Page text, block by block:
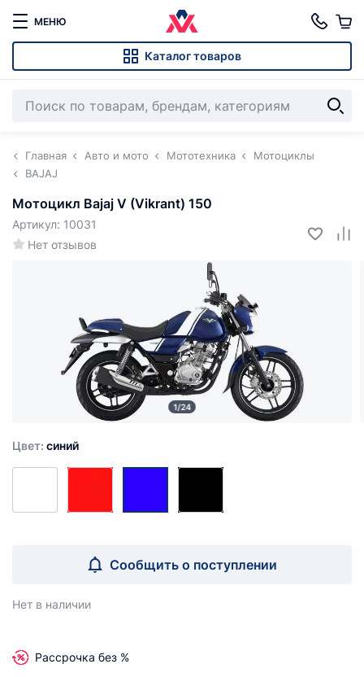
МЕНЮ
Каталог товаров
Главная Авто и мото Мототехника
Мотоциклы
BAJAJ
Мотоцикл Bajaj V (Vikrant) 150
Нет отзывов
Артикул: 10031
1/24
Цвет: синий
Сообщить о поступлении
Нет в наличии
Рассрочка без %